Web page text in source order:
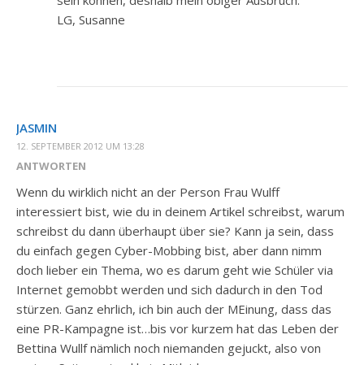
LG, Susanne
JASMIN
12. SEPTEMBER 2012 UM 13:28
ANTWORTEN
Wenn du wirklich nicht an der Person Frau Wulff
interessiert bist, wie du in deinem Artikel schreibst, warum
schreibst du dann überhaupt über sie? Kann ja sein, dass
du einfach gegen Cyber-Mobbing bist, aber dann nimm
doch lieber ein Thema, wo es darum geht wie Schüler via
Internet gemobbt werden und sich dadurch in den Tod
stürzen. Ganz ehrlich, ich bin auch der MEinung, dass das
eine PR-Kampagne ist…bis vor kurzem hat das Leben der
Bettina Wullf nämlich noch niemanden gejuckt, also von